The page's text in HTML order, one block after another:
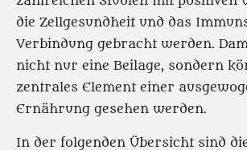
die Zellgesundheit und das
Verbindung gebracht werden.
nicht nur eine Beilage, sondern
zentrales Element einer
Ernährung gesehen werden.
In der folgenden Übersicht sind